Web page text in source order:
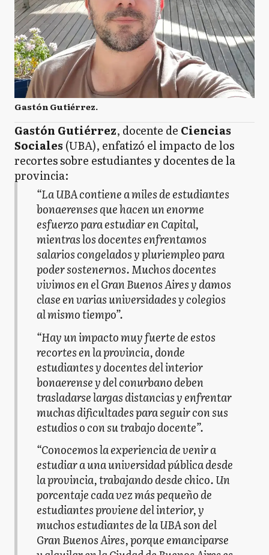
Gastón Gutiérrez.
Gastón Gutiérrez, docente de Ciencias
Sociales (UBA), enfatizó el impacto de los
recortes sobre estudiantes y docentes de la
provincia:
“La UBA contiene a miles de estudiantes
bonaerenses que hacen un enorme
esfuerzo para estudiar en Capital,
mientras los docentes enfrentamos
salarios congelados y pluriempleo para
poder sostenernos. Muchos docentes
vivimos en el Gran Buenos Aires y damos
clase en varias universidades y colegios
al mismo tiempo”.
“Hay un impacto muy fuerte de estos
recortes en la provincia, donde
estudiantes y docentes del interior
bonaerense y del conurbano deben
trasladarse largas distancias y enfrentar
muchas dificultades para seguir con sus
estudios o con su trabajo docente”.
“Conocemos la experiencia de venir a
estudiar a una universidad pública desde
la provincia, trabajando desde chico. Un
porcentaje cada vez más pequeño de
estudiantes proviene del interior, y
muchos estudiantes de la UBA son del
Gran Buenos Aires, porque emanciparse